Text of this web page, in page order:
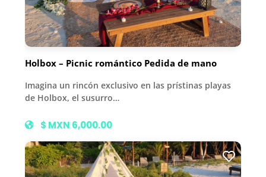
Holbox – Picnic romántico Pedida de mano
Imagina un rincón exclusivo en las prístinas playas
de Holbox, el susurro…
$ MXN 6,000.00